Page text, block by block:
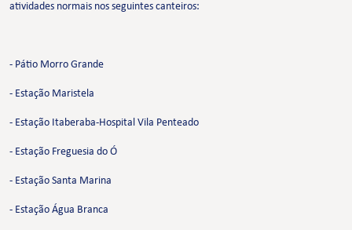
atividades normais nos seguintes canteiros:
- Pátio Morro Grande
- Estação Maristela
- Estação Itaberaba-Hospital Vila Penteado
- Estação Freguesia do Ó
- Estação Santa Marina
- Estação Água Branca